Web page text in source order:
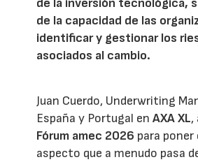
de la inversión tecnológica,
de la capacidad de las
identificar y gestionar los
asociados al cambio.
Juan Cuerdo, Underwriting
España y Portugal enAXA XL,
Fórum amec 2026 para
aspecto que a menudo pasa